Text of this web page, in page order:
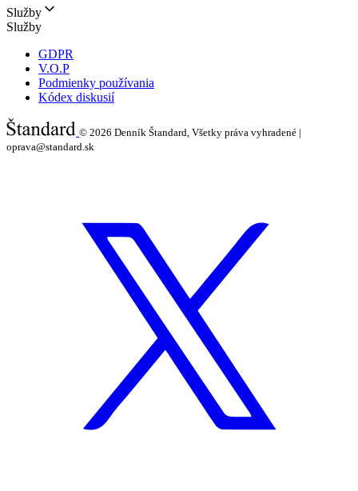
Služby
Služby
GDPR
V.O.P
Podmienky používania
Kódex diskusií
© 2026 Denník Štandard, Všetky práva vyhradené |
oprava@standard.sk